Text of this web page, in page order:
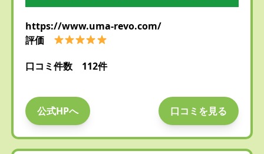
https://www.uma-revo.com/
評価
口コミ件数 112件
公式HPへ 口コミを見る